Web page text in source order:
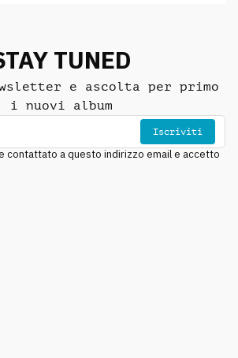
TUNED
e ascolta per primo
i nuovi album
Iscriviti
contattato a questo indirizzo email e accetto